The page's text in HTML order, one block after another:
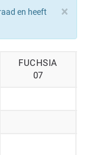
×
en heeft
FUCHSIA
07